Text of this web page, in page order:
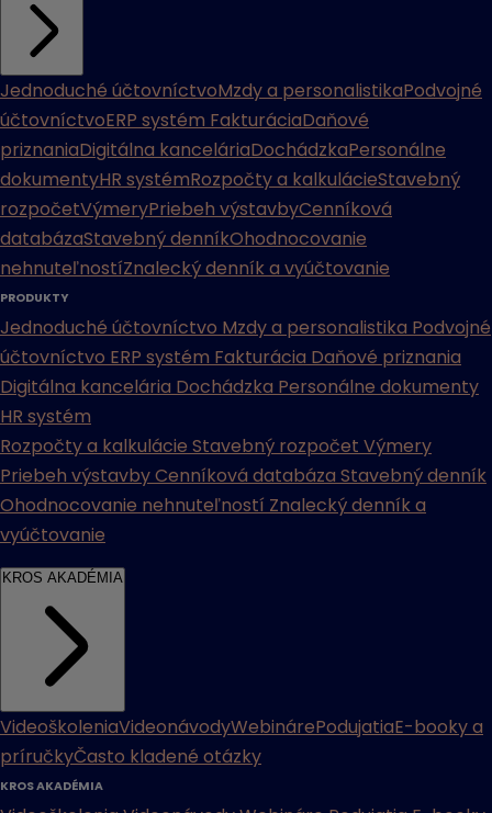
Jednoduché účtovníctvoMzdy a personalistikaPodvojné
účtovníctvoERP systém FakturáciaDaňové
priznaniaDigitálna kanceláriaDochádzkaPersonálne
dokumentyHR systémRozpočty a kalkulácieStavebný
rozpočetVýmeryPriebeh výstavbyCenníková
databázaStavebný denníkOhodnocovanie
nehnuteľnostíZnalecký denník a vyúčtovanie
PRODUKTY
Jednoduché účtovníctvo Mzdy a personalistika Podvojné
účtovníctvo ERP systém Fakturácia Daňové priznania
Digitálna kancelária Dochádzka Personálne dokumenty
HR systém
Rozpočty a kalkulácie Stavebný rozpočet Výmery
Priebeh výstavbyCenníková databáza Stavebný denník
Ohodnocovanie nehnuteľností Znalecký denník a
vyúčtovanie
KROS AKADÉMIA
VideoškoleniaVideonávodyWebinárePodujatiaE-booky a
príručkyČasto kladené otázky
KROS AKADÉMIA